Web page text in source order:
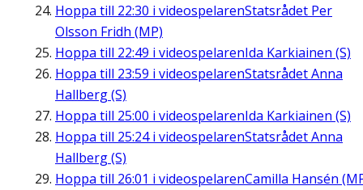
Hoppa till 22:30 i videospelarenStatsrådet Per
Olsson Fridh (MP)
Hoppa till 22:49 i videospelarenIda Karkiainen (S)
Hoppa till 23:59 i videospelarenStatsrådet Anna
Hallberg (S)
Hoppa till 25:00 i videospelarenIda Karkiainen (S)
Hoppa till 25:24i videospelarenStatsrådet Anna
Hallberg (S)
Hoppa till 26:01 i videospelarenCamilla Hansén